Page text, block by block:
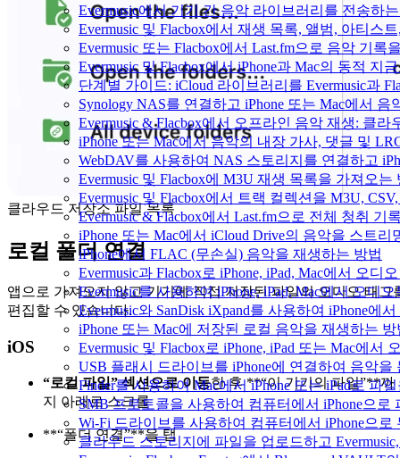
Evermusic에서 기기 간 음악 라이브러리를 전송하
Evermusic 및 Flacbox에서 재생 목록, 앨범, 아티스
Evermusic 또는 Flacbox에서 Last.fm으로 음악 기록
Evermusic 및 Flacbox에서 iPhone과 Mac의 동적 지
단계별 가이드: iCloud 라이브러리를 Evermusic과
Synology NAS를 연결하고 iPhone 또는 Mac에서 음
Evermusic & Flacbox에서 오프라인 음악 재생: 클
iPhone 또는 Mac에서 음악의 내장 가사, 댓글 및
WebDAV를 사용하여 NAS 스토리지를 연결하고
Evermusic 및 Flacbox에 M3U 재생 목록을 가져오는
Evermusic 및 Flacbox에서 트랙 컬렉션을 M3U,
Evermusic & Flacbox에서 Last.fm으로 전체 청취 기
iPhone 또는 Mac에서 iCloud Drive의 음악을 스트리
iPhone에서 FLAC (무손실) 음악을 재생하는 방법
Evermusic과 Flacbox로 iPhone, iPad, Mac에서 오
Evermusic를 사용하여 iPhone, iPad, Mac에서 오디
Evermusic와 SanDisk iXpand를 사용하여 iPhone
iPhone 또는 Mac에 저장된 로컬 음악을 재생하는 방
Evermusic 및 Flacbox로 iPhone, iPad 또는 Mac에
USB 플래시 드라이브를 iPhone에 연결하여 음악
Finder를 사용하여 Mac에서 iPhone 또는 iPad로 파
SMB 프로토콜을 사용하여 컴퓨터에서 iPhone으로
Wi-Fi 드라이브를 사용하여 컴퓨터에서 iPhone으
클라우드 스토리지에 파일을 업로드하고
클라우드 저장소 파일 목록
로컬 폴더 연결
앱으로 가져오지 않고 기기에 직접 저장된 파일의 오디오 태그
편집할 수 있습니다.
iOS
“로컬 파일” 섹션으로 이동한 후 **“이 기기의 파일”**까
지 아래로 스크롤
**“폴더 연결”**을 탭